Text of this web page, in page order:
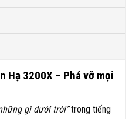
Hạ 3200X – Phá vỡ mọi
gì dưới trời”trong tiếng